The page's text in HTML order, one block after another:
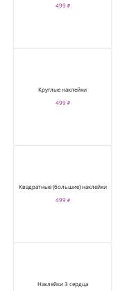
499 ₽
Круглые наклейки
499 ₽
Квадратные (большие) наклейки
499 ₽
Наклейки 3 сердца